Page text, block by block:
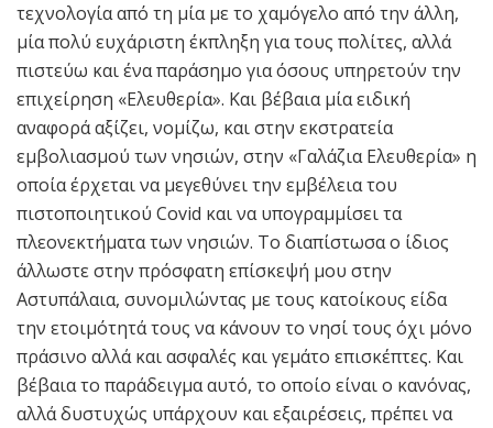
τεχνολογία από τη μία με το χαμόγελο από την άλλη,
μία πολύ ευχάριστη έκπληξη για τους πολίτες, αλλά
πιστεύω και ένα παράσημο για όσους υπηρετούν την
επιχείρηση «Ελευθερία». Και βέβαια μία ειδική
αναφορά αξίζει, νομίζω, και στην εκστρατεία
εμβολιασμού των νησιών, στην «Γαλάζια Ελευθερία» η
οποία έρχεται να μεγεθύνει την εμβέλεια του
πιστοποιητικού Covid και να υπογραμμίσει τα
πλεονεκτήματα των νησιών. Το διαπίστωσα ο ίδιος
άλλωστε στην πρόσφατη επίσκεψή μου στην
Αστυπάλαια, συνομιλώντας με τους κατοίκους είδα
την ετοιμότητά τους να κάνουν το νησί τους όχι μόνο
πράσινο αλλά και ασφαλές και γεμάτο επισκέπτες. Και
βέβαια το παράδειγμα αυτό, το οποίο είναι ο κανόνας,
αλλά δυστυχώς υπάρχουν και εξαιρέσεις, πρέπει να